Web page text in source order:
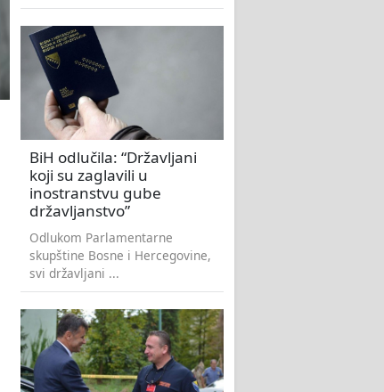
BiH odlučila: “Državljani
koji su zaglavili u
inostranstvu gube
državljanstvo”
Odlukom Parlamentarne
skupštine Bosne i Hercegovine,
svi državljani ...